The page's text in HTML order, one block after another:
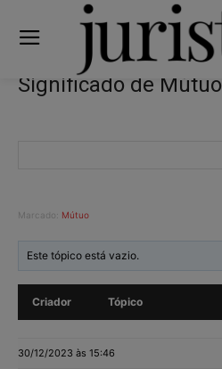
Significado de Mútuo
Marcado: Mútuo
Este tópico está vazio.
Criador Tópico
30/12/2023 às 15:46